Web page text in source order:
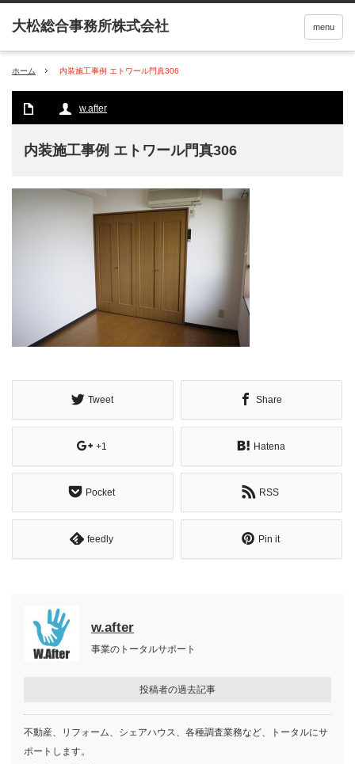
menu
ホーム 内装施工事例 エトワール門真306
w.after
内装施工事例 エトワール門真306
Tweet Share
+1 Hatena
Pocket RSS
feedly Pin it
w.after
事業のトータルサポート
投稿者の過去記事
不動産、リフォーム、シェアハウス、各種調査業務など、トータルにサ
ポートします。